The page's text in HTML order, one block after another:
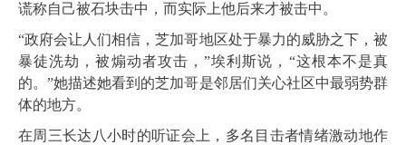
谎称自己被石块击中，而实际上他后来才被击中。
“政府会让人们相信，芝加哥地区处于暴力的威胁之下，被
暴徒洗劫，被煽动者攻击，”埃利斯说，“这根本不是真
的。”她描述她看到的芝加哥是邻居们关心社区中最弱势群
体的地方。
在周三长达八小时的听证会上，多名目击者情绪激动地作